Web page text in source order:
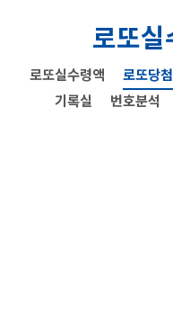
로또실
로또실수령액 로또당
기록실
번호분석